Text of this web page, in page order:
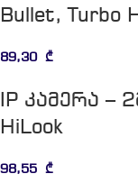
Bullet, Turbo
89,30 ₾
IP კამერა –
HiLook
98,55 ₾